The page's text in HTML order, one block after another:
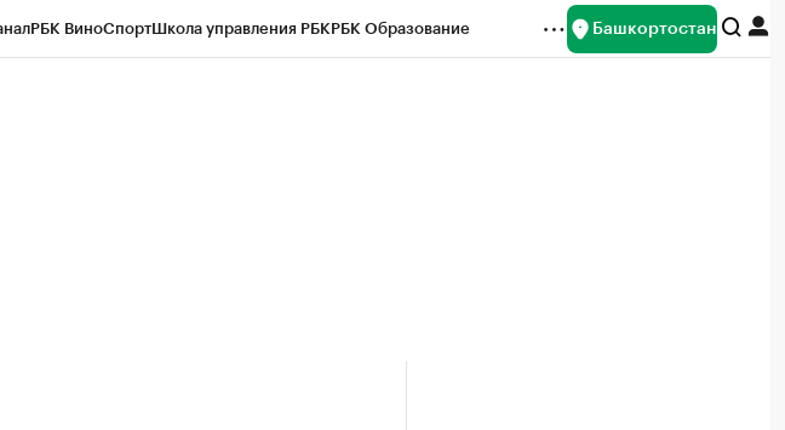
РБК ВиноСпортШкола управления РБКРБК Образование Башкортостан